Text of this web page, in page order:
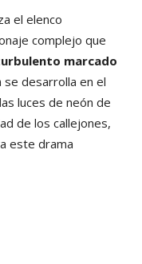
el elenco
complejo que
marcado
se desarrolla en el
luces de neón de
de los callejones,
este drama